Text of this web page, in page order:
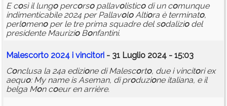
E così il lungopercorsopallavolisticodi un comunque
indimenticabile 2024 per PallavoloAltiora è terminato,
perlomenoper le tre prima squadre del sodaliziodel
presidente MaurizioBonfantini.
Malescorto 2024 i vincitori - 31 Luglio 2024 - 15:03
Conclusa la 24a edizione di Malescorto, due i vincitori ex
aequo: My name is Aseman, di produzione italiana, e il
belga Mon coeur en arrière.